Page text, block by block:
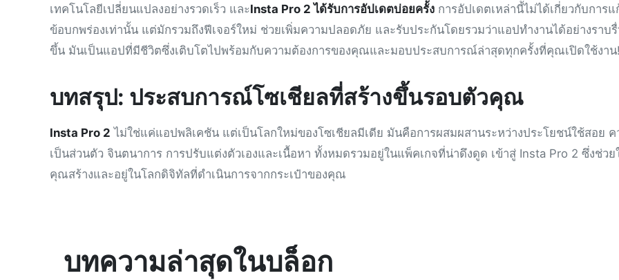
เทคโนโลยีเปลี่ยนแปลงอย่างรวดเร็ว และInsta Pro 2 ได้รับการอัปเดตบ่อยครั้ง การอัปเดตเหล่านี้ไม่ได้เกี่ยวกับการแ
ข้อบกพร่องเท่านั้น แต่มักรวมถึงฟีเจอร์ใหม่ ช่วยเพิ่มความปลอดภัย และรับประกันโดยรวมว่าแอปทำงานได้อย่างราบ
ขึ้น มันเป็นแอปที่มีชีวิตซึ่งเติบโตไปพร้อมกับความต้องการของคุณและมอบประสบการณ์ล่าสุดทุกครั้งที่คุณเปิดใช้งาน!
บทสรุป: ประสบการณ์โซเชียลที่สร้างขึ้นรอบตัวคุณ
Insta Pro 2 ไม่ใช่แค่แอปพลิเคชัน แต่เป็นโลกใหม่ของโซเชียลมีเดีย มันคือการผสมผสานระหว่างประโยชน์ใช้สอย ค
เป็นส่วนตัว จินตนาการ การปรับแต่งตัวเองและเนื้อหา ทั้งหมดรวมอยู่ในแพ็คเกจที่น่าดึงดูด เข้าสู่ Insta Pro 2 ซึ่งช่วย
คุณสร้างและอยู่ในโลกดิจิทัลที่ดำเนินการจากกระเป๋าของคุณ
บทความล่าสุดในบล็อก